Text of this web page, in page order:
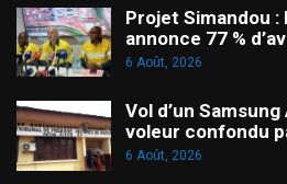
Projet Simandou :
annonce 77 %
6 Août, 2026
Vol d’un
voleur confondu
6 Août, 2026